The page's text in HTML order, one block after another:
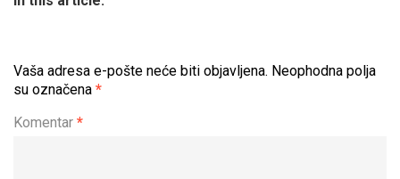
Vaša adresa e-pošte neće biti objavljena. Neophodna polja
su označena *
Komentar *